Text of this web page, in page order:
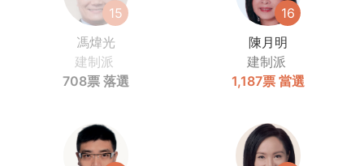
15
馮煒光
建制派
708票 落選
16
陳月明
建制派
1,187票 當選